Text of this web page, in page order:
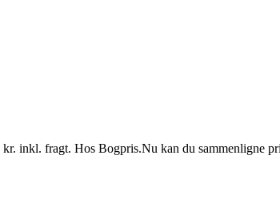
inkl. fragt. Hos Bogpris.Nu kan du sammenligne